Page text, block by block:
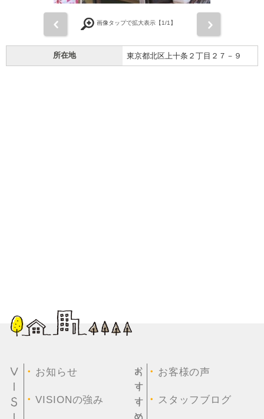
画像タップで拡大表示【1/1】
所在地 東京都北区上十条２丁目２７－９
・ お知らせ
・VISIONの強み
・ お客様の声
・ スタッフブログ